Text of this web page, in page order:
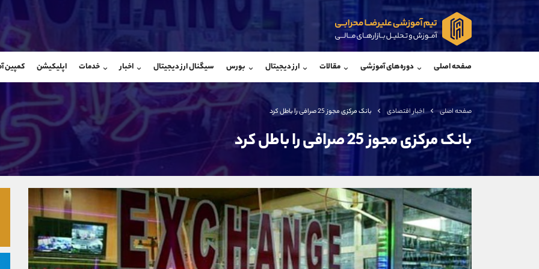
صفحه اصلی دوره‌های آموزشی مقالات ارز دیجیتال بورس سیگنال ارز دیجیتال اخبار خدمات اپلیکیشن کمپین
صفحه اصلی اخبار اقتصادی بانک مرکزی مجوز 25 صرافی را باطل کرد
بانک مرکزی مجوز 25 صرافی را باطل کرد
واتساپ شروع گفتگو
@Armteam_admin_104
104
شروع گفتگو
@Armteam_admin_103
واتساپ
تلگرام
اطلاعات تماس
تلفن
بدون پیش شماره
اینستاگرام
کانال تلگرام
کانال بله